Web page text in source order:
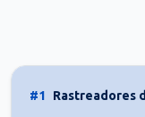
#1 Rastreadores